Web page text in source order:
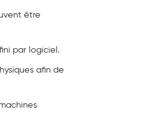
être
par logiciel.
afin de